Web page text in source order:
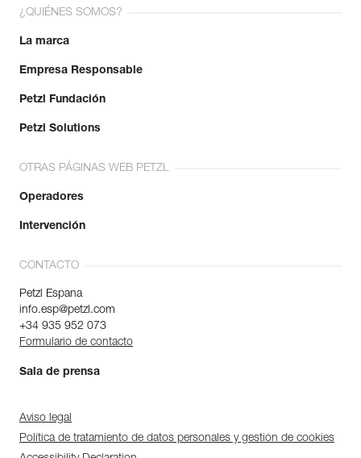
¿QUIÉNES SOMOS?
La marca
Empresa Responsable
Petzl Fundación
Petzl Solutions
OTRAS PÁGINAS WEB PETZL
Operadores
Intervención
CONTACTO
Petzl Espana
info.esp@petzl.com
+34 935 952 073
Formulario de contacto
Sala de prensa
Aviso legal
Política de tratamiento de datos personales y gestión de cookies